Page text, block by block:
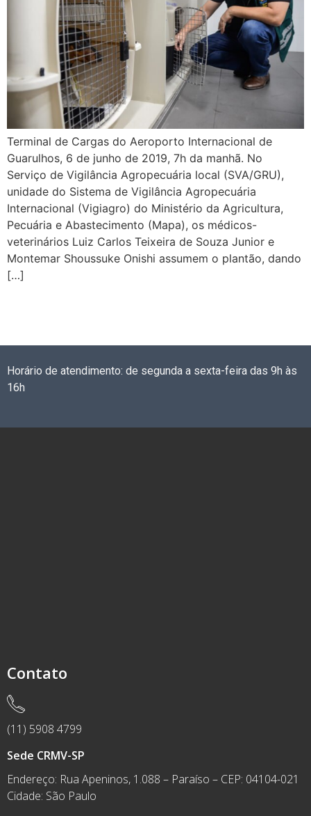
Terminal de Cargas do Aeroporto Internacional de
Guarulhos, 6 de junho de 2019, 7h da manhã. No
Serviço de Vigilância Agropecuária local (SVA/GRU),
unidade do Sistema de Vigilância Agropecuária
Internacional (Vigiagro) do Ministério da Agricultura,
Pecuária e Abastecimento (Mapa), os médicos-
veterinários Luiz Carlos Teixeira de Souza Junior e
Montemar Shoussuke Onishi assumem o plantão, dando
[…]
Horário de atendimento: de segunda a sexta-feira das 9h às
16h
Contato
(11) 5908 4799
Sede CRMV-SP
Endereço: Rua Apeninos, 1.088 – Paraíso – CEP: 04104-021
Cidade: São Paulo